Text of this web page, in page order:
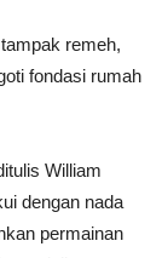
remeh,
fondasi rumah
William
dengan nada
permainan